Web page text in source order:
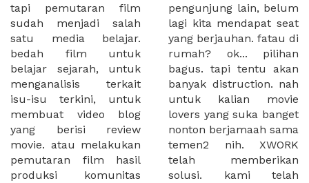
tapi pemutaran film
sudah menjadi salah
satu media belajar.
bedah film untuk
belajar sejarah, untuk
menganalisis terkait
isu-isu terkini, untuk
membuat video blog
yang berisi review
movie. atau melakukan
pemutaran film hasil
produksi komunitas
pengunjung lain, belum
lagi kita mendapat seat
yang berjauhan. fatau di
rumah? ok... pilihan
bagus. tapi tentu akan
banyak distruction. nah
untuk kalian movie
lovers yang suka banget
nonton berjamaah sama
temen2 nih. XWORK
telah memberikan
solusi. kami telah